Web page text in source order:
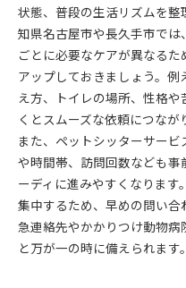
状態、普段の生活リズムを
知県名古屋市や長久手市で
ごとに必要なケアが異なる
アップしておきましょう。
え方、トイレの場所、性格
くとスムーズな依頼につなが
また、ペットシッターサー
や時間帯、訪問回数なども
ーディに進みやすくなりま
集中するため、早めの問い合
急連絡先やかかりつけ動物病
と万が一の時に備えられます。